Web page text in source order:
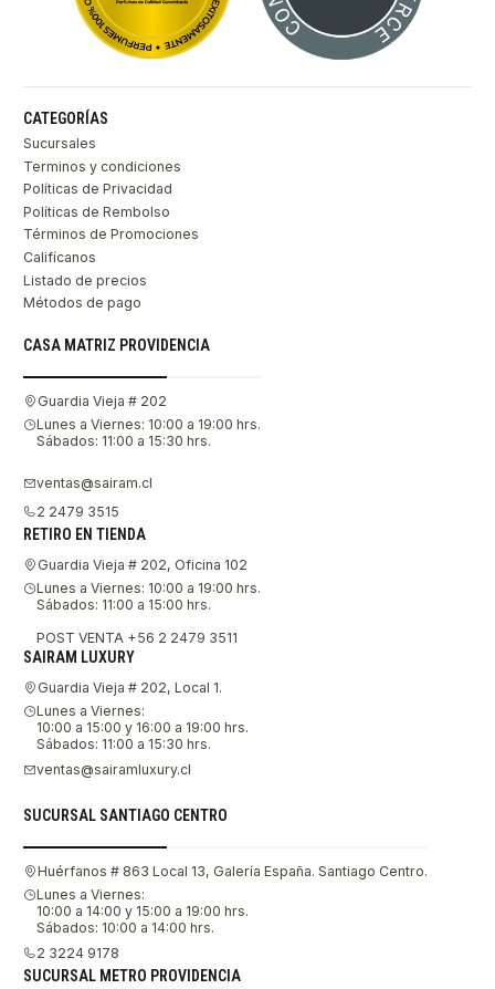
CATEGORÍAS
Sucursales
Terminos y condiciones
Políticas de Privacidad
Políticas de Rembolso
Términos de Promociones
Califícanos
Listado de precios
Métodos de pago
CASA MATRIZ PROVIDENCIA
Guardia Vieja # 202
Lunes a Viernes: 10:00 a 19:00 hrs.
Sábados: 11:00 a 15:30 hrs.
ventas@sairam.cl
2 2479 3515
RETIRO EN TIENDA
Guardia Vieja # 202, Oficina 102
Lunes a Viernes: 10:00 a 19:00 hrs.
Sábados: 11:00 a 15:00 hrs.
POST VENTA +56 2 2479 3511
SAIRAM LUXURY
Guardia Vieja # 202, Local 1.
Lunes a Viernes:
10:00 a 15:00 y 16:00 a 19:00 hrs.
Sábados: 11:00 a 15:30 hrs.
ventas@sairamluxury.cl
SUCURSAL SANTIAGO CENTRO
Huérfanos # 863 Local 13, Galería España. Santiago Centro.
Lunes a Viernes:
10:00 a 14:00 y 15:00 a 19:00 hrs.
Sábados: 10:00 a 14:00 hrs.
2 3224 9178
SUCURSAL METRO PROVIDENCIA